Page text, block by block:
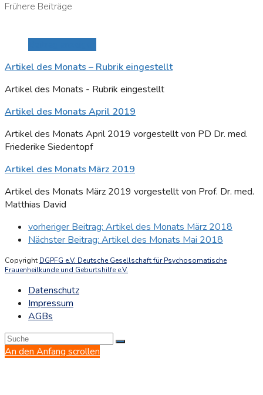
Frühere Beiträge
Artikel des Monats – Rubrik eingestellt
Artikel des Monats - Rubrik eingestellt
Artikel des Monats April 2019
Artikel des Monats April 2019 vorgestellt von PD Dr. med.
Friederike Siedentopf
Artikel des Monats März 2019
Artikel des Monats März 2019 vorgestellt von Prof. Dr. med.
Matthias David
vorheriger Beitrag: Artikel des Monats März 2018
Nächster Beitrag: Artikel des Monats Mai 2018
Copyright DGPFG e.V. Deutsche Gesellschaft für Psychosomatische
Frauenheilkunde und Geburtshilfe e.V.
Datenschutz
Impressum
AGBs
An den Anfang scrollen